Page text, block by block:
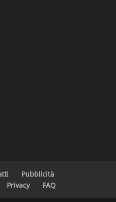
Pubblicità
Privacy FAQ